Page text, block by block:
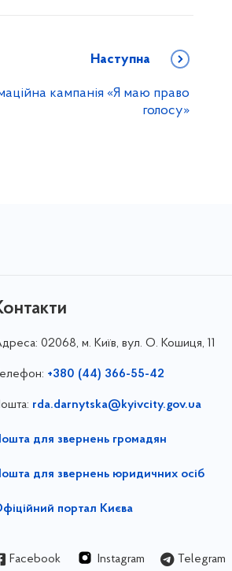
Наступна
кампанія «Я маю право
голосу»
02068, м. Київ, вул. О. Кошиця, 11
+380 (44) 366-55-42
rda.darnytska@kyivcity.gov.ua
для звернень громадян
для звернень юридичних осіб
портал Києва
Facebook Instagram Telegram